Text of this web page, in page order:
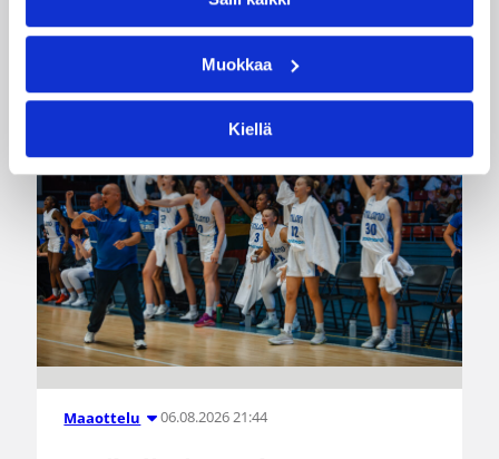
Muokkaa
Kiellä
Katso myös
Maaottelu 06.08.2026 21:44